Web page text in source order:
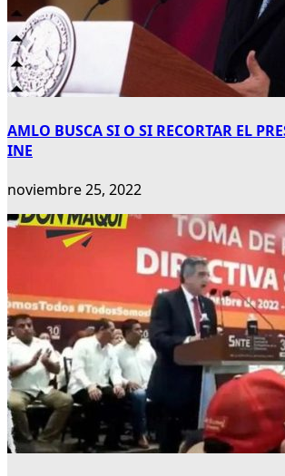
AMLO BUSCA SI O SI RECORTAR EL
INE
noviembre 25, 2022